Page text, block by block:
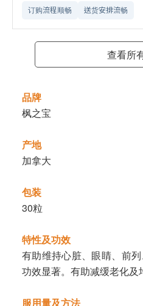
订购流程顺畅 送货安排流畅
查看所
品牌
枫之宝
产地
加拿大
包装
30粒
特性及功效
有助维持心脏、眼睛、前
功效显著。有助减缓老化及
服用量及方法